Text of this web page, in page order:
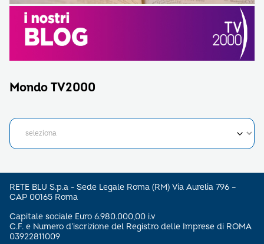
Mondo TV2000
RETE BLU S.p.a - Sede Legale Roma (RM) Via Aurelia 796 –
CAP 00165 Roma
Capitale sociale Euro 6.980.000,00 i.v
C.F. e Numero d’iscrizione del Registro delle Imprese di ROMA
03922811009